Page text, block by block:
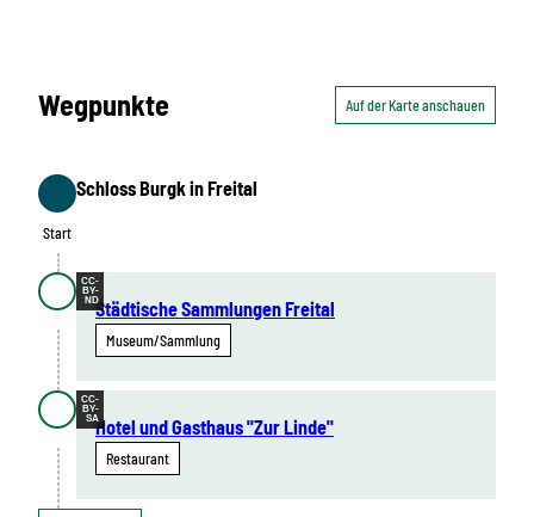
Wegpunkte Auf der Karte anschauen
Start
Start
Schloss Burgk in Freital
CC-
BY-
NDStädtische Sammlungen Freital
Museum/Sammlung
CC-
BY-
SAHotel und Gasthaus "Zur Linde"
Restaurant